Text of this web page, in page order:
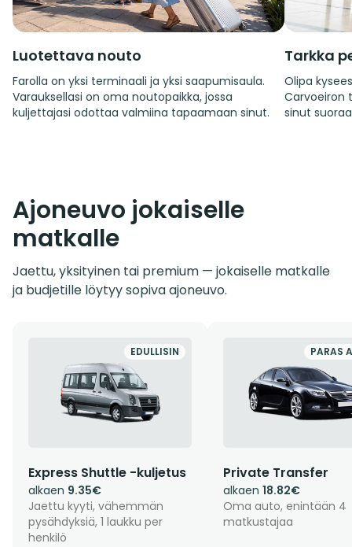
Luotettava nouto
Farolla on yksi terminaali ja yksi saapumisaula.
Varauksellasi on oma noutopaikka, jossa
kuljettajasi odottaa valmiina tapaamaan sinut.
Tarkka
Olipa
Carvoeiron
sinut
Ajoneuvo jokaiselle
matkalle
Jaettu, yksityinen tai premium — jokaiselle matkalle
ja budjetille löytyy sopiva ajoneuvo.
EDULLISIN
Express Shuttle -kuljetus
alkaen 9.35€
Jaettu kyyti, vähemmän
pysähdyksiä, 1 laukku per
henkilö
PARAS
Private Transfer
alkaen 18.82€
Oma auto, enintään 4
matkustajaa